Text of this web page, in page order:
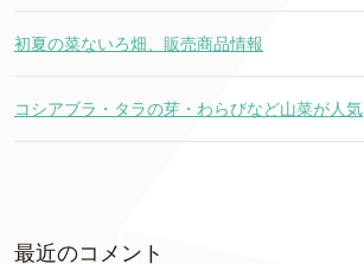
初夏の菜ないろ畑、販売商品情報
コシアブラ・タラの芽・わらびなど山菜が人気
最近のコメント